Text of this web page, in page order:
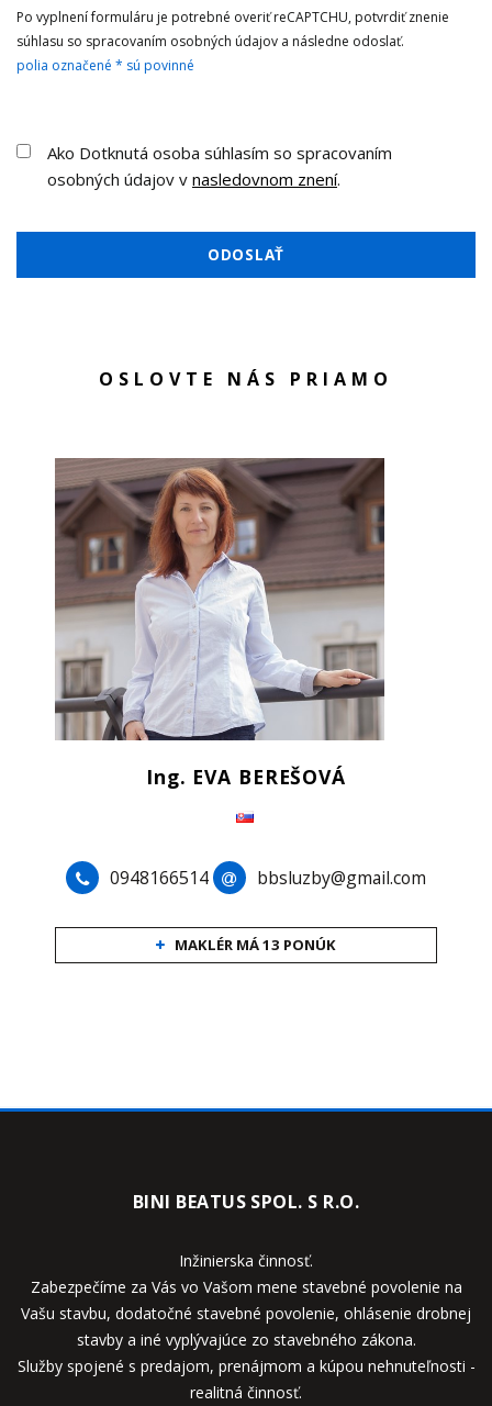
Po vyplnení formuláru je potrebné overiť reCAPTCHU, potvrdiť znenie
súhlasu so spracovaním osobných údajov a následne odoslať.
polia označené * sú povinné
Ako Dotknutá osoba súhlasím so spracovaním
osobných údajov v nasledovnom znení.
ODOSLAŤ
OSLOVTE NÁS PRIAMO
Ing. EVA BEREŠOVÁ
0948166514 bbsluzby@gmail.com
MAKLÉR MÁ 13 PONÚK
BINI BEATUS SPOL. S R.O.
Inžinierska činnosť.
Zabezpečíme za Vás vo Vašom mene stavebné povolenie na
Vašu stavbu, dodatočné stavebné povolenie, ohlásenie drobnej
stavby a iné vyplývajúce zo stavebného zákona.
Služby spojené s predajom, prenájmom a kúpou nehnuteľnosti -
realitná činnosť.